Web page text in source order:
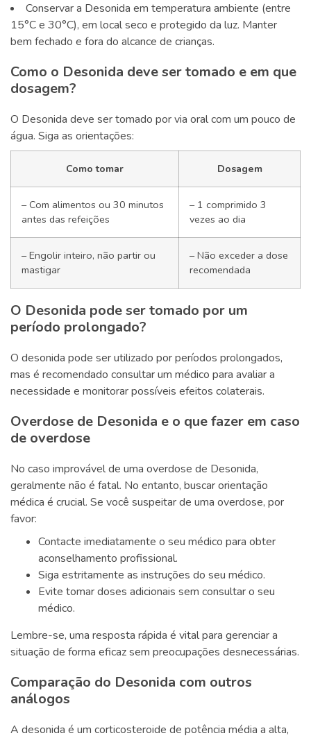
Conservar a Desonida em temperatura ambiente (entre
15°C e 30°C), em local seco e protegido da luz. Manter
bem fechado e fora do alcance de crianças.
Como o Desonida deve ser tomado e em que
dosagem?
O Desonida deve ser tomado por via oral com um pouco de
água. Siga as orientações:
Como tomar Dosagem
– Com alimentos ou 30 minutos
antes das refeições
– 1 comprimido 3
vezes ao dia
– Engolir inteiro, não partir ou
mastigar
– Não exceder a dose
recomendada
O Desonida pode ser tomado por um
período prolongado?
O desonida pode ser utilizado por períodos prolongados,
mas é recomendado consultar um médico para avaliar a
necessidade e monitorar possíveis efeitos colaterais.
Overdose de Desonida e o que fazer em caso
de overdose
No caso improvável de uma overdose de Desonida,
geralmente não é fatal. No entanto, buscar orientação
médica é crucial. Se você suspeitar de uma overdose, por
favor:
Contacte imediatamente o seu médico para obter
aconselhamento profissional.
Siga estritamente as instruções do seu médico.
Evite tomar doses adicionais sem consultar o seu
médico.
Lembre-se, uma resposta rápida é vital para gerenciar a
situação de forma eficaz sem preocupações desnecessárias.
Comparação do Desonida com outros
análogos
A desonida é um corticosteroide de potência média a alta,